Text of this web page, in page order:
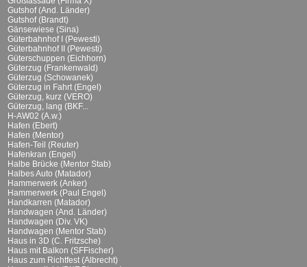
Gutshof (And. Länder)
Gutshof (Brandt)
Gänsewiese (Sina)
Güterbahnhof I (Pewesti)
Güterbahnhof II (Pewesti)
Güterschuppen (Eichhorn)
Güterzug (Frankenwald)
Güterzug (Schowanek)
Güterzug in Fahrt (Engel)
Güterzug, kurz (VERO)
Güterzug, lang (BKF...
H-AW02 (A.w.)
Hafen (Ebert)
Hafen (Mentor)
Hafen-Teil (Reuter)
Hafenkran (Engel)
Halbe Brücke (Mentor Stab)
Halbes Auto (Matador)
Hammerwerk (Anker)
Hammerwerk (Paul Engel)
Handkarren (Matador)
Handwagen (And. Länder)
Handwagen (Div. VK)
Handwagen (Mentor Stab)
Haus in 3D (C. Fritzsche)
Haus mit Balkon (SFFischer)
Haus zum Richtfest (Albrecht)